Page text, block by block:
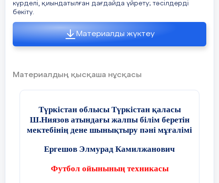
күрделі, қиындатылған дағдайда үйрету; тәсілдерді
бекіту.
Материалды жүктеу
Материалдың қысқаша нұсқасы
Түркістан облысы Түркістан қаласы
Ш.Ниязов атындағы жалпы білім беретін
мектебінің дене шынықтыру пәні мұғалімі
Ергешов Элмурад Камилжанович
Футбол ойынының техникасы